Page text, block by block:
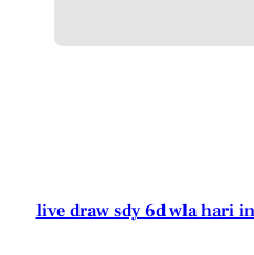
live draw sdy 6d wla hari